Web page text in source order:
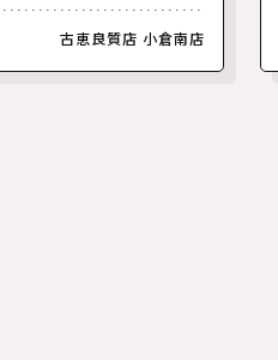
古恵良質店 小倉南店